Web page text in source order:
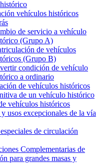
vehículos históricos
de servicio a vehículo
(Grupo A)
de vehículos
(Grupo B)
condición de vehículo
a ordinario
de vehículos históricos
de un vehículo histórico
vehículos históricos
usos excepcionales de la vía
de circulación
Complementarias de
para grandes masas y